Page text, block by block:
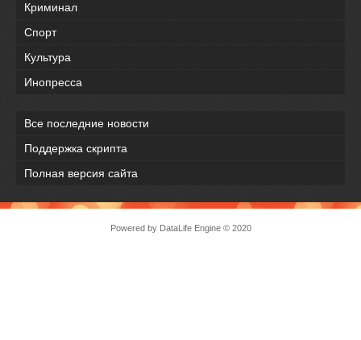
Криминал
Спорт
Культура
Инопресса
Все последние новости
Поддержка скрипта
Полная версия сайта
Powered by DataLife Engine© 2020